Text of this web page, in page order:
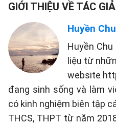
GIỚI THIỆU VỀ TÁC GIẢ
Huyền Chu
Huyền
liệu từ
website
đang sinh sống và làm
có kinh nghiệm biên tập
THCS, THPT từ năm